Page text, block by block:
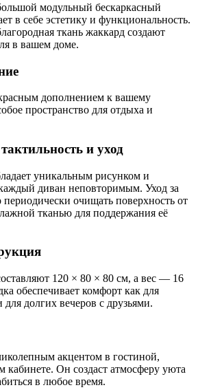
модульный бескаркасный
в себе эстетику и функциональность.
ткань жаккард создают
в вашем доме.
дополнением к вашему
пространство для отдыха и
и уход
уникальным рисунком и
диван неповторимым. Уход за
периодически очищать поверхность от
тканью для поддержания её
120 × 80 × 80 см, а вес — 16
обеспечивает комфорт как для
для долгих вечеров с друзьями.
акцентом в гостиной,
кабинете. Он создаст атмосферу уюта
в любое время.